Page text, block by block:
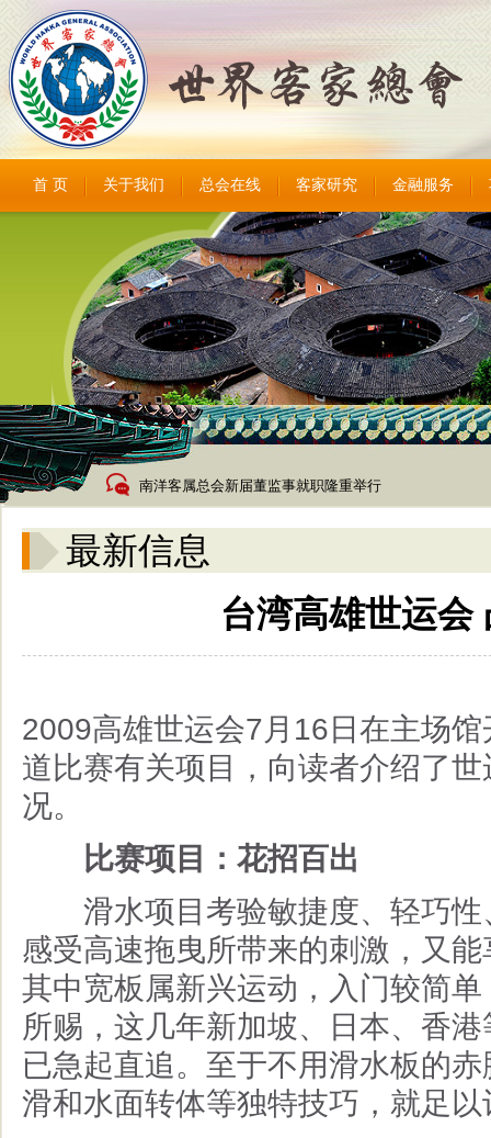
首 页 关于我们 总会在线 客家研究 金融服务
南洋客属总会新届董监事就职隆重举行
最新信息
台湾高雄世运会
2009高雄世运会7月 16 日在主场
道比赛有关项目，向读者介绍了
况。
比赛项目：花招百出
滑水项目考验敏捷度、轻巧性
感受高速拖曳所带来的刺激，又
其中宽板属新兴运动，入门较简
所赐，这几年新加坡、日本、香
已急起直追。至于不用滑水板的
滑和水面转体等独特技巧，就足